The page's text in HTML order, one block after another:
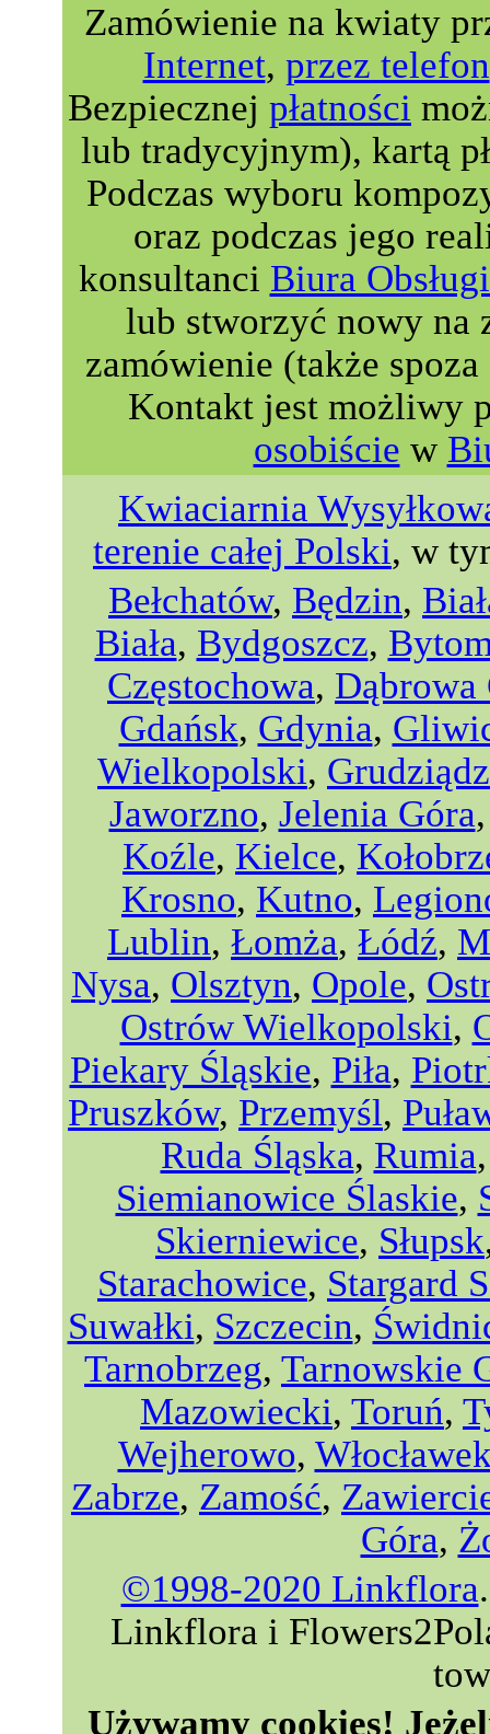
Zamówienie na kwiaty
Internet, przez telefon
Bezpiecznej płatności
lub tradycyjnym), kartą
Podczas wyboru
oraz podczas jego
konsultanci Biura
lub stworzyć nowy na
zamówienie (także
Kontakt jest możliwy
osobiście w
Kwiaciarnia
terenie całej Polski, w
Bełchatów, Będzin,
Biała, Bydgoszcz,
Częstochowa, Dąbrowa
Gdańsk, Gdynia,
Wielkopolski, Grudziądz
Jaworzno, Jelenia Góra
Koźle, Kielce,
Krosno, Kutno,
Lublin, Łomża, Łódź,
Nysa, Olsztyn, Opole,
Ostrów Wielkopolski,
Piekary Śląskie, Piła,
Pruszków, Przemyśl,
Ruda Śląska, Rumia
Siemianowice Ślaskie,
Skierniewice, Słupsk
Starachowice, Stargard
Suwałki, Szczecin,
Tarnobrzeg, Tarnowskie
Mazowiecki, Toruń,
Wejherowo,
Zabrze, Zamość,
Góra,
©1998-2020 Linkflora
Linkflora i
Używamy cookies!